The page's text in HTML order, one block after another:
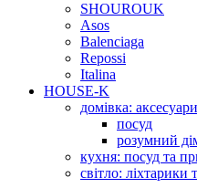
SHOUROUK
Asos
Balenciaga
Repossi
Italina
HOUSE-K
домівка: аксесуари
посуд
розумний
кухня: посуд та
світло: ліхтарики